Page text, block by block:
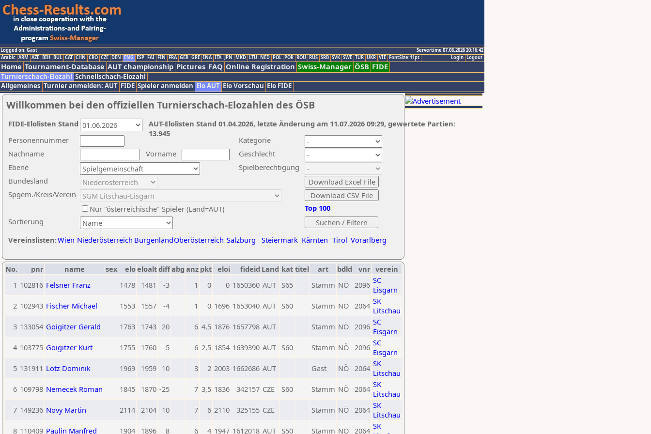
Logged on: Gast
Servertime 07.08.2026 20:16:42
Logout
Login
Arabic ARM AZE BIH BUL CAT CHN CRO CZE DEN ENG ESP FAI FIN FRA GER GRE INA ITA JPN MKD LTU NED POL POR ROU RUS SRB SVK SWE TUR UKR VIE FontSize:11pt
Home Tournament-Database AUT championship Pictures FAQ Online Registration Swiss-Manager ÖSB FIDE
Turnierschach-Elozahl Schnellschach-Elozahl
Allgemeines Turnier anmelden: AUT FIDE Spieler anmelden Elo AUT Elo Vorschau Elo FIDE
Willkommen bei den offiziellen Turnierschach-Elozahlen des ÖSB
Nachname
Vorname
Ebene
Kategorie
Sortierung
Personennummer
Bundesland
Spgem./Kreis/Verein
Geschlecht
Nur "österreichische" Spieler (Land=AUT)
Spielberechtigung
Vereinslisten:Wien Niederösterreich BurgenlandOberösterreich Salzburg Steiermark Kärnten Tirol Vorarlberg
Top 100
AUT-Elolisten Stand 01.04.2026, letzte Änderung am 11.07.2026 09:29, gewertete Partien:
13.945
FIDE-Elolisten Stand
No. pnr name sex eloeloaltdiffabg anz pkt eloi fideid Land kat titel art bdld vnr verein
1 102816 Felsner Franz 1478 1481 -3 1 0 0 1650360 AUT S65 Stamm NÖ 2096 SC
Eisgarn
2 102943 Fischer Michael 1553 1557 -4 1 0 1696 1653040 AUT S60 Stamm NÖ 2064 SK
Litschau
3 133054 Goigitzer Gerald 1763 1743 20 6 4,5 1876 1657798 AUT Stamm NÖ 2096 SC
Eisgarn
4 103775 Goigitzer Kurt 1755 1760 -5 6 2,5 1854 1639390 AUT S60 Stamm NÖ 2096 SC
Eisgarn
5 131911 Lotz Dominik 1969 1959 10 3 2 2003 1662686 AUT Gast NÖ 2064 SK
Litschau
6 109798 Nemecek Roman 1845 1870 -25 7 3,5 1836 342157 CZE S60 Stamm NÖ 2064 SK
Litschau
7 149236 Novy Martin 2114 2104 10 7 6 2110 325155 CZE Stamm NÖ 2064 SK
Litschau
8 110409 Paulin Manfred 1904 1896 8 6 4 1947 1612018 AUT S50 Stamm NÖ 2064 SK